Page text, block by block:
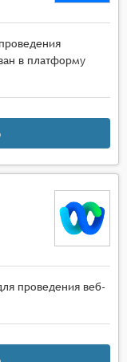
в платформу
проведения веб-